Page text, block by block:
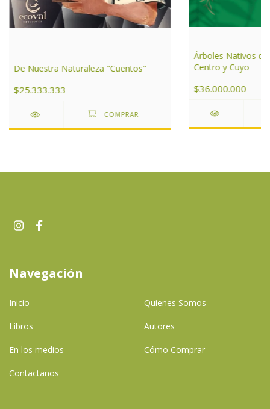
De Nuestra Naturaleza "Cuentos"
$25.333.333
Árboles Nativos
Centro y Cuyo
$36.000.000
Navegación
Inicio Quienes Somos
Libros Autores
En los medios Cómo Comprar
Contactanos